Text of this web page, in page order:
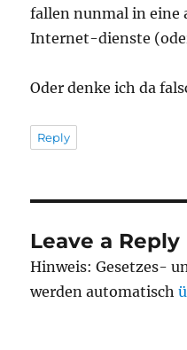
fallen nunmal in eine
Internet-dienste
Oder denke ich da
Reply
Leave a Reply
Hinweis: Gesetzes-
werden automatisch